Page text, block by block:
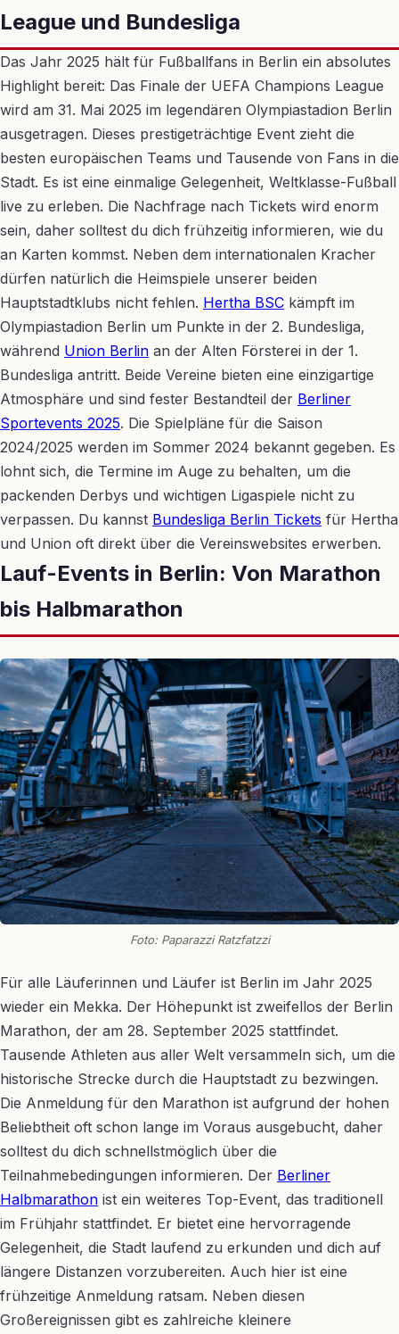
League und Bundesliga
Das Jahr 2025 hält für Fußballfans in Berlin ein absolutes
Highlight bereit: Das Finale der UEFA Champions League
wird am 31. Mai 2025 im legendären Olympiastadion Berlin
ausgetragen. Dieses prestigeträchtige Event zieht die
besten europäischen Teams und Tausende von Fans in die
Stadt. Es ist eine einmalige Gelegenheit, Weltklasse-Fußball
live zu erleben. Die Nachfrage nach Tickets wird enorm
sein, daher solltest du dich frühzeitig informieren, wie du
an Karten kommst. Neben dem internationalen Kracher
dürfen natürlich die Heimspiele unserer beiden
Hauptstadtklubs nicht fehlen. Hertha BSC kämpft im
Olympiastadion Berlin um Punkte in der 2. Bundesliga,
während Union Berlin an der Alten Försterei in der 1.
Bundesliga antritt. Beide Vereine bieten eine einzigartige
Atmosphäre und sind fester Bestandteil der Berliner
Sportevents 2025. Die Spielpläne für die Saison
2024/2025 werden im Sommer 2024 bekannt gegeben. Es
lohnt sich, die Termine im Auge zu behalten, um die
packenden Derbys und wichtigen Ligaspiele nicht zu
verpassen. Du kannst Bundesliga Berlin Tickets für Hertha
und Union oft direkt über die Vereinswebsites erwerben.
Lauf-Events in Berlin: Von Marathon
bis Halbmarathon
Foto: Paparazzi Ratzfatzzi
Für alle Läuferinnen und Läufer ist Berlin im Jahr 2025
wieder ein Mekka. Der Höhepunkt ist zweifellos der Berlin
Marathon, der am 28. September 2025 stattfindet.
Tausende Athleten aus aller Welt versammeln sich, um die
historische Strecke durch die Hauptstadt zu bezwingen.
Die Anmeldung für den Marathon ist aufgrund der hohen
Beliebtheit oft schon lange im Voraus ausgebucht, daher
solltest du dich schnellstmöglich über die
Teilnahmebedingungen informieren. Der Berliner
Halbmarathon ist ein weiteres Top-Event, das traditionell
im Frühjahr stattfindet. Er bietet eine hervorragende
Gelegenheit, die Stadt laufend zu erkunden und dich auf
längere Distanzen vorzubereiten. Auch hier ist eine
frühzeitige Anmeldung ratsam. Neben diesen
Großereignissen gibt es zahlreiche kleinere